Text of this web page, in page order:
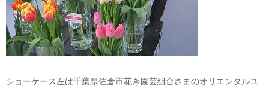
ショーケース左は千葉県佐倉市花き園芸組合さまのオリエンタルユ